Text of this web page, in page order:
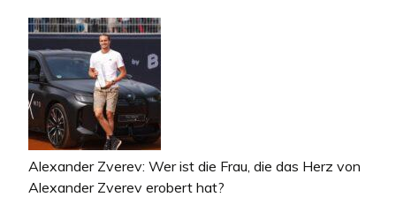
Alexander Zverev: Wer ist die Frau, die das Herz von
Alexander Zverev erobert hat?